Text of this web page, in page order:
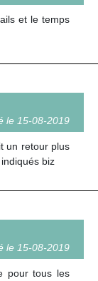
et le temps
le 15-08-2019
un retour plus
biz
le 15-08-2019
pour tous les